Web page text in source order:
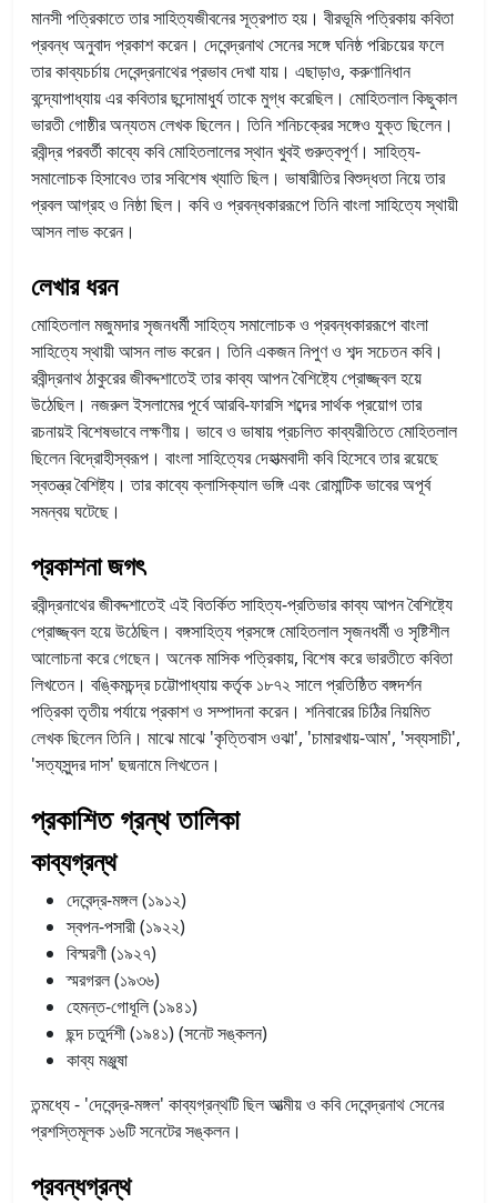
মানসী পত্রিকাতে তার সাহিত্যজীবনের সূত্রপাত হয়। বীরভূমি পত্রিকায় কবিতা
প্রবন্ধ অনুবাদ প্রকাশ করেন। দেবেন্দ্রনাথ সেনের সঙ্গে ঘনিষ্ঠ পরিচয়ের ফলে
তার কাব্যচর্চায় দেবেন্দ্রনাথের প্রভাব দেখা যায়। এছাড়াও, করুণানিধান
বন্দ্যোপাধ্যায় এর কবিতার ছন্দোমাধুর্য তাকে মুগ্ধ করেছিল। মোহিতলাল কিছুকাল
ভারতী গোষ্ঠীর অন্যতম লেখক ছিলেন। তিনি শনিচক্রের সঙ্গেও যুক্ত ছিলেন।
রবীন্দ্র পরবর্তী কাব্যে কবি মোহিতলালের স্থান খুবই গুরুত্বপূর্ণ। সাহিত্য-
সমালোচক হিসাবেও তার সবিশেষ খ্যাতি ছিল। ভাষারীতির বিশুদ্ধতা নিয়ে তার
প্রবল আগ্রহ ও নিষ্ঠা ছিল। কবি ও প্রবন্ধকাররূপে তিনি বাংলা সাহিত্যে স্থায়ী
আসন লাভ করেন।
লেখার ধরন
মোহিতলাল মজুমদার সৃজনধর্মী সাহিত্য সমালোচক ও প্রবন্ধকাররূপে বাংলা
সাহিত্যে স্থায়ী আসন লাভ করেন। তিনি একজন নিপুণ ও শব্দ সচেতন কবি।
রবীন্দ্রনাথ ঠাকুরের জীবদ্দশাতেই তার কাব্য আপন বৈশিষ্ট্যে প্রোজ্জ্বল হয়ে
উঠেছিল। নজরুল ইসলামের পূর্বে আরবি-ফারসি শব্দের সার্থক প্রয়োগ তার
রচনায়ই বিশেষভাবে লক্ষণীয়। ভাবে ও ভাষায় প্রচলিত কাব্যরীতিতে মোহিতলাল
ছিলেন বিদ্রোহীস্বরূপ। বাংলা সাহিত্যের দেহাত্মবাদী কবি হিসেবে তার রয়েছে
স্বতন্ত্র বৈশিষ্ট্য। তার কাব্যে ক্লাসিক্যাল ভঙ্গি এবং রোমান্টিক ভাবের অপূর্ব
সমন্বয় ঘটেছে।
প্রকাশনা জগৎ
রবীন্দ্রনাথের জীবদ্দশাতেই এই বিতর্কিত সাহিত্য-প্রতিভার কাব্য আপন বৈশিষ্ট্যে
প্রোজ্জ্বল হয়ে উঠেছিল। বঙ্গসাহিত্য প্রসঙ্গে মোহিতলাল সৃজনধর্মী ও সৃষ্টিশীল
আলোচনা করে গেছেন। অনেক মাসিক পত্রিকায়, বিশেষ করে ভারতীতে কবিতা
লিখতেন। বঙ্কিমচন্দ্র চট্টোপাধ্যায় কর্তৃক ১৮৭২ সালে প্রতিষ্ঠিত বঙ্গদর্শন
পত্রিকা তৃতীয় পর্যায়ে প্রকাশ ও সম্পাদনা করেন। শনিবারের চিঠির নিয়মিত
লেখক ছিলেন তিনি। মাঝে মাঝে 'কৃত্তিবাস ওঝা', 'চামারখায়-আম', 'সব্যসাচী',
'সত্যসুন্দর দাস' ছদ্মনামে লিখতেন।
প্রকাশিত গ্রন্থ তালিকা
কাব্যগ্রন্থ
দেবেন্দ্র-মঙ্গল (১৯১২)
স্বপন-পসারী (১৯২২)
বিস্মরণী (১৯২৭)
স্মরগরল (১৯৩৬)
হেমন্ত-গোধূলি (১৯৪১)
ছন্দ চতুর্দশী (১৯৪১) (সনেট সঙ্কলন)
কাব্য মঞ্জুষা
তন্মধ্যে - 'দেবেন্দ্র-মঙ্গল' কাব্যগ্রন্থটি ছিল আত্মীয় ও কবি দেবেন্দ্রনাথ সেনের
প্রশস্তিমূলক ১৬টি সনেটের সঙ্কলন।
প্রবন্ধগ্রন্থ